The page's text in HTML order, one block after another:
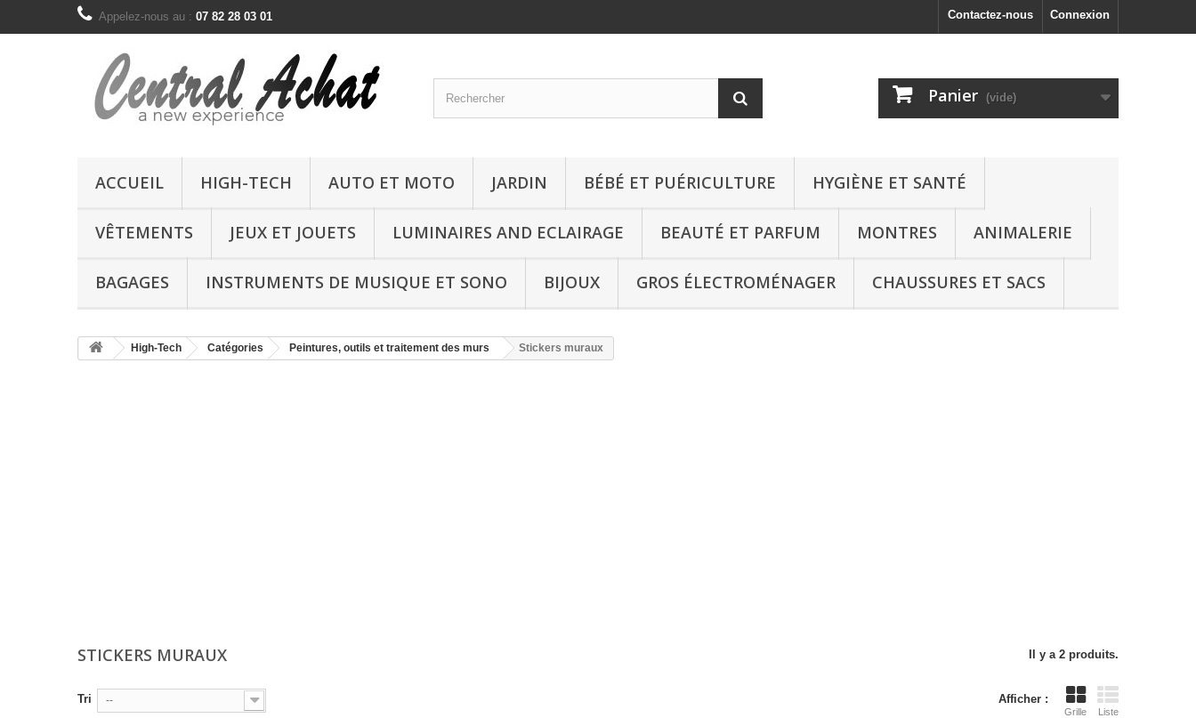
Connexion
Contactez-nous
Appelez-nous au : 07 82 28 03 01
Panier (vide)
ACCUEIL HIGH-TECH AUTO ET MOTO JARDIN BÉBÉ ET PUÉRICULTURE HYGIÈNE ET SANTÉ
VÊTEMENTS JEUX ET JOUETS LUMINAIRES AND ECLAIRAGE BEAUTÉ ET PARFUM MONTRES ANIMALERIE
BAGAGES INSTRUMENTS DE MUSIQUE ET SONO BIJOUX GROS ÉLECTROMÉNAGER CHAUSSURES ET SACS
High-Tech Catégories Peintures, outils et traitement des murs Stickers muraux
STICKERS MURAUX Il y a 2 produits.
Afficher :
Grille Liste
Tri --